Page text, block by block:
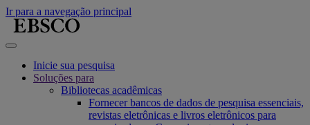
Ir para a navegação principal
Inicie sua pesquisa
Soluções para
Bibliotecas acadêmicas
Fornecer bancos de dados de pesquisa essenciais,
revistas eletrônicas e livros eletrônicos para